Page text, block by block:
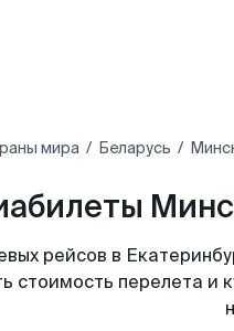
мира Беларусь
рейсов в
стоимость перелета и